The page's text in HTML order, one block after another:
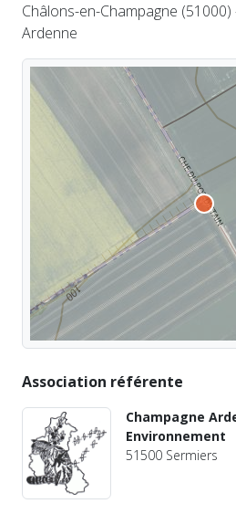
Châlons-en-Champagne
Ardenne
Association référente
Champagne
Environnement
51500 Sermiers